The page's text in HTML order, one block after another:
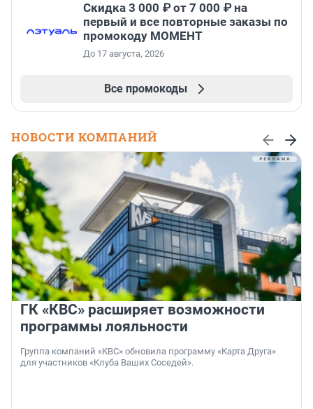
Скидка 3 000 ₽ от 7 000 ₽ на
первый и все повторные заказы по
промокоду МОМЕНТ
До 17 августа, 2026
Все промокоды
НОВОСТИ КОМПАНИЙ
ГК «КВС» расширяет возможности
программы лояльности
Группа компаний «КВС» обновила программу «Карта Друга»
для участников «Клуба Ваших Соседей».